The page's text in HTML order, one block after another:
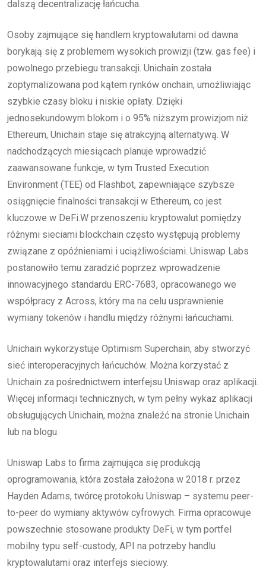
dalszą decentralizację łańcucha.
Osoby zajmujące się handlem kryptowalutami od dawna
borykają się z problemem wysokich prowizji (tzw. gas fee) i
powolnego przebiegu transakcji. Unichain została
zoptymalizowana pod kątem rynków onchain, umożliwiając
szybkie czasy bloku i niskie opłaty. Dzięki
jednosekundowym blokom i o 95% niższym prowizjom niż
Ethereum, Unichain staje się atrakcyjną alternatywą. W
nadchodzących miesiącach planuje wprowadzić
zaawansowane funkcje, w tym Trusted Execution
Environment (TEE) od Flashbot, zapewniające szybsze
osiągnięcie finalności transakcji w Ethereum, co jest
kluczowe w DeFi.W przenoszeniu kryptowalut pomiędzy
różnymi sieciami blockchain często występują problemy
związane z opóźnieniami i uciążliwościami. Uniswap Labs
postanowiło temu zaradzić poprzez wprowadzenie
innowacyjnego standardu ERC-7683, opracowanego we
współpracy z Across, który ma na celu usprawnienie
wymiany tokenów i handlu między różnymi łańcuchami.
Unichain wykorzystuje Optimism Superchain, aby stworzyć
sieć interoperacyjnych łańcuchów. Można korzystać z
Unichain za pośrednictwem interfejsu Uniswap oraz aplikacji.
Więcej informacji technicznych, w tym pełny wykaz aplikacji
obsługujących Unichain, można znaleźć na stronie Unichain
lub na blogu.
Uniswap Labs to firma zajmująca się produkcją
oprogramowania, która została założona w 2018 r. przez
Hayden Adams, twórcę protokołu Uniswap – systemu peer-
to-peer do wymiany aktywów cyfrowych. Firma opracowuje
powszechnie stosowane produkty DeFi, w tym portfel
mobilny typu self-custody, API na potrzeby handlu
kryptowalutami oraz interfejs sieciowy.